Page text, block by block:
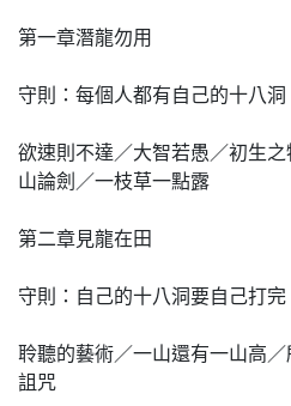
第一章潛龍勿用
守則：每個人都有自己的十八洞
欲速則不達／大智若愚／初生
山論劍／一枝草一點露
第二章見龍在田
守則：自己的十八洞要自己打完
聆聽的藝術／一山還有一山高
詛咒